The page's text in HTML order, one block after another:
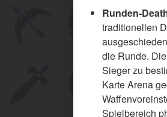
Runden-
traditionellen
die Runde.
Sieger zu
Karte Arena
Spielbereich